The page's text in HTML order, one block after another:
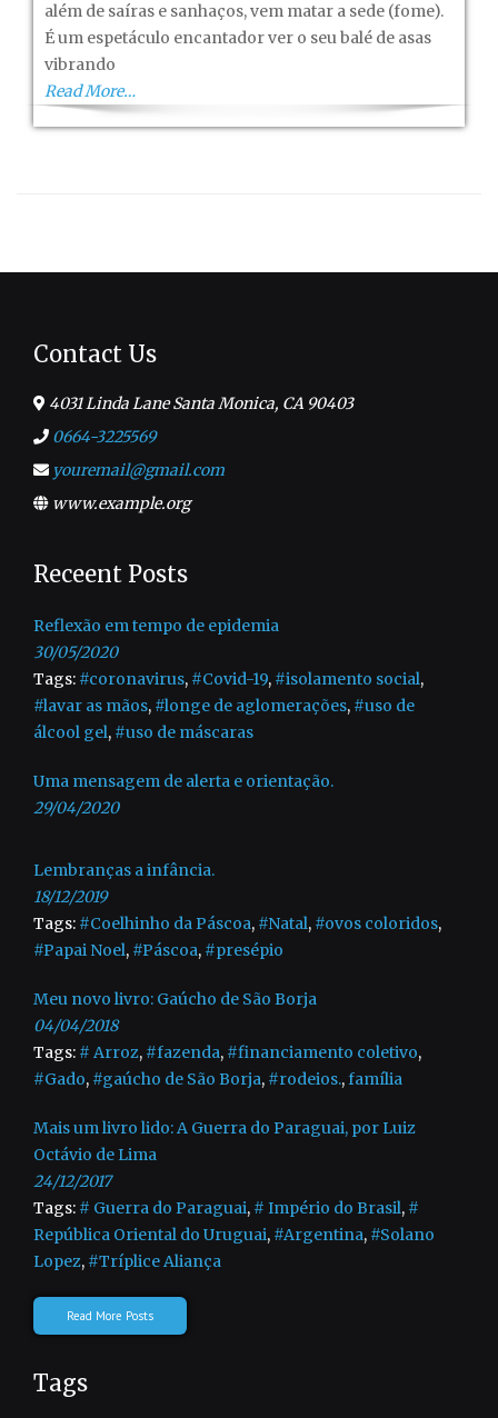
além de saíras e sanhaços, vem matar a sede (fome).
É um espetáculo encantador ver o seu balé de asas
vibrando
Read More…
Contact Us
4031 Linda Lane Santa Monica, CA 90403
0664-3225569
youremail@gmail.com
www.example.org
Receent Posts
Reflexão em tempo de epidemia
30/05/2020
Tags: #coronavirus, #Covid-19, #isolamento social,
#lavar as mãos, #longe de aglomerações, #uso de
álcool gel, #uso de máscaras
Uma mensagem de alerta e orientação.
29/04/2020
Lembranças a infância.
18/12/2019
Tags: #Coelhinho da Páscoa, #Natal, #ovos coloridos,
#Papai Noel, #Páscoa, #presépio
Meu novo livro: Gaúcho de São Borja
04/04/2018
Tags: # Arroz, #fazenda, #financiamento coletivo,
#Gado, #gaúcho de São Borja, #rodeios.,família
Mais um livro lido: A Guerra do Paraguai, por Luiz
Octávio de Lima
24/12/2017
Tags: # Guerra do Paraguai, # Império do Brasil, #
República Oriental do Uruguai, #Argentina, #Solano
Lopez, #Tríplice Aliança
Read More Posts
Tags